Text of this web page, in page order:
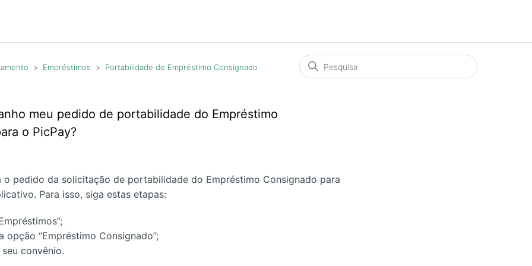
Empréstimos Portabilidade de Empréstimo Consignado
meu pedido de portabilidade do Empréstimo
o PicPay?
o pedido da solicitação de portabilidade do Empréstimo Consignado para
Para isso, siga estas etapas:
opção “Empréstimo Consignado”;
convênio.